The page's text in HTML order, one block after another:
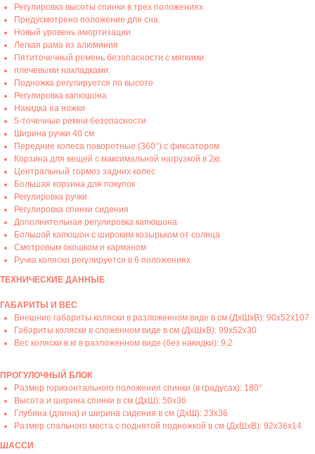
Регулировка высоты спинки в трех положениях
Предусмотрено положение для сна.
Новый уровень амортизации
Легкая рама из алюминия
Пятиточечный ремень безопасности с мягкими
плечевыми накладками.
Подножка регулируется по высоте
Регулировка капюшона
Накидка на ножки
5-точечные ремни безопасности
Ширина ручки 40 см
Передние колеса поворотные (360°) с фиксатором
Корзина для вещей с максимальной нагрузкой в 2кг.
Центральный тормоз задних колес
Большая корзина для покупок
Регулировка ручки
Регулировка спинки сидения
Дополнительная регулировка капюшона
Большой капюшон с широким козырьком от солнца
Смотровым окошком и карманом
Ручка коляски регулируется в 6 положениях
ТЕХНИЧЕСКИЕ ДАННЫЕ
ГАБАРИТЫ И ВЕС
Внешние габариты коляски в разложенном виде в см (ДхШхВ): 90x52x107
Габариты коляски в сложенном виде в см (ДхШхВ): 99x52x30
Вес коляски в кг в разложенном виде (без накидки): 9,2
ПРОГУЛОЧНЫЙ БЛОК
Размер горизонтального положения спинки (в градусах): 180°
Высота и ширина спинки в см (ДхШ): 50x36
Глубина (длина) и ширина сидения в см (ДхШ): 23x36
Размер спального места с поднятой подножкой в см (ДхШхВ): 92x36x14
ШАССИ